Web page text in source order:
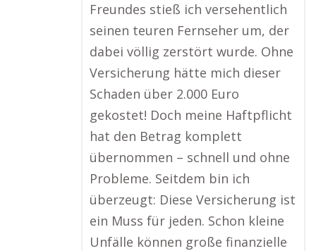
Freundes stieß ich versehentlich
seinen teuren Fernseher um, der
dabei völlig zerstört wurde. Ohne
Versicherung hätte mich dieser
Schaden über 2.000 Euro
gekostet! Doch meine Haftpflicht
hat den Betrag komplett
übernommen – schnell und ohne
Probleme. Seitdem bin ich
überzeugt: Diese Versicherung ist
ein Muss für jeden. Schon kleine
Unfälle können große finanzielle